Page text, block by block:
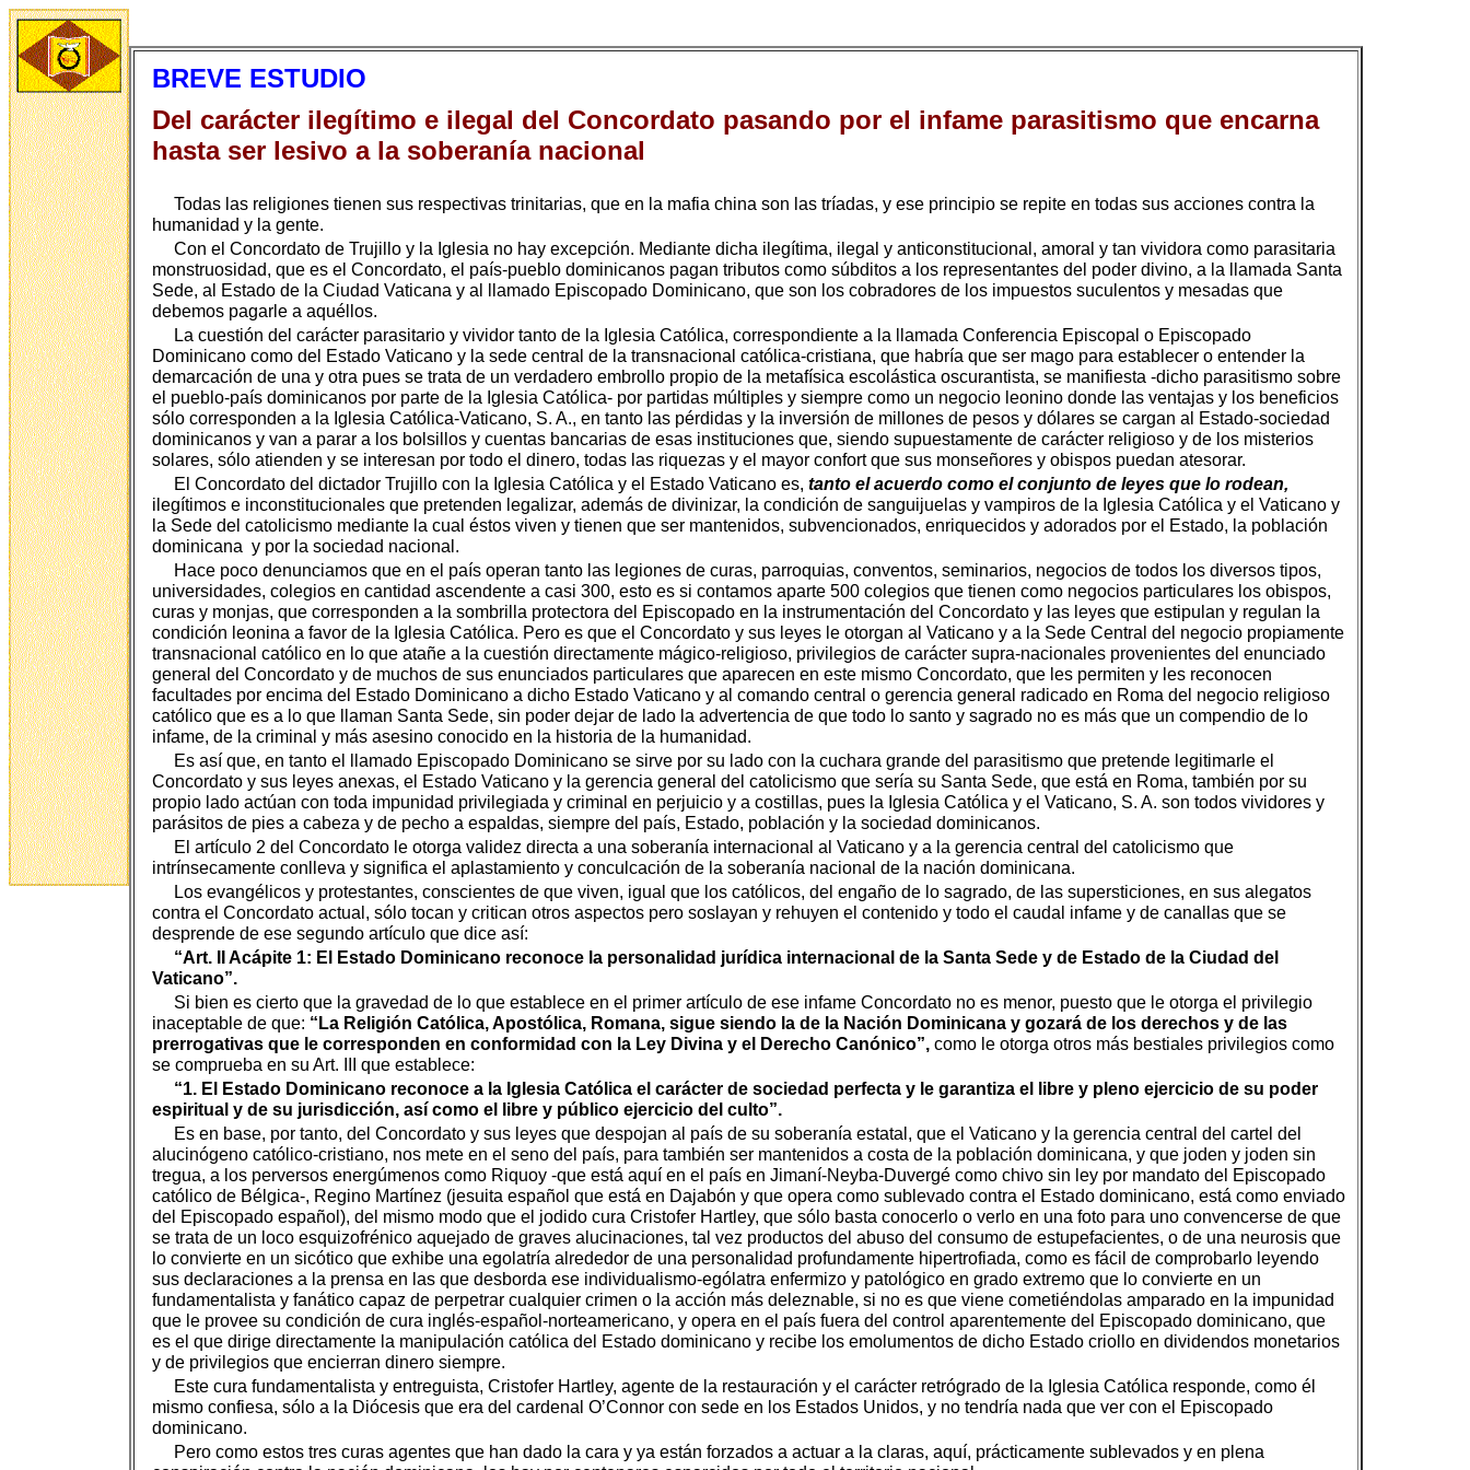
BREVE ESTUDIO
Del carácter ilegítimo e ilegal del Concordato pasando por el infame parasitismo que encarna
hasta ser lesivo a la soberanía nacional
Todas las religiones tienen sus respectivas trinitarias, que en la mafia china son las tríadas, y ese principio se repite en todas sus acciones contra la
humanidad y la gente.
Con el Concordato de Trujillo y la Iglesia no hay excepción. Mediante dicha ilegítima, ilegal y anticonstitucional, amoral y tan vividora como parasitaria
monstruosidad, que es el Concordato, el país-pueblo dominicanos pagan tributos como súbditos a los representantes del poder divino, a la llamada Santa
Sede, al Estado de la Ciudad Vaticana y al llamado Episcopado Dominicano, que son los cobradores de los impuestos suculentos y mesadas que
debemos pagarle a aquéllos.
La cuestión del carácter parasitario y vividor tanto de la Iglesia Católica, correspondiente a la llamada Conferencia Episcopal o Episcopado
Dominicano como del Estado Vaticano y la sede central de la transnacional católica-cristiana, que habría que ser mago para establecer o entender la
demarcación de una y otra pues se trata de un verdadero embrollo propio de la metafísica escolástica oscurantista, se manifiesta -dicho parasitismo sobre
el pueblo-país dominicanos por parte de la Iglesia Católica- por partidas múltiples y siempre como un negocio leonino donde las ventajas y los beneficios
sólo corresponden a la Iglesia Católica-Vaticano, S. A., en tanto las pérdidas y la inversión de millones de pesos y dólares se cargan al Estado-sociedad
dominicanos y van a parar a los bolsillos y cuentas bancarias de esas instituciones que, siendo supuestamente de carácter religioso y de los misterios
solares, sólo atienden y se interesan por todo el dinero, todas las riquezas y el mayor confort que sus monseñores y obispos puedan atesorar.
El Concordato del dictador Trujillo con la Iglesia Católica y el Estado Vaticano es, tanto el acuerdo como el conjunto de leyes que lo rodean,
ilegítimos e inconstitucionales que pretenden legalizar, además de divinizar, la condición de sanguijuelas y vampiros de la Iglesia Católica y el Vaticano y
la Sede del catolicismo mediante la cual éstos viven y tienen que ser mantenidos, subvencionados, enriquecidos y adorados por el Estado, la población
dominicana y por la sociedad nacional.
Hace poco denunciamos que en el país operan tanto las legiones de curas, parroquias, conventos, seminarios, negocios de todos los diversos tipos,
universidades, colegios en cantidad ascendente a casi 300, esto es si contamos aparte 500 colegios que tienen como negocios particulares los obispos,
curas y monjas, que corresponden a la sombrilla protectora del Episcopado en la instrumentación del Concordato y las leyes que estipulan y regulan la
condición leonina a favor de la Iglesia Católica. Pero es que el Concordato y sus leyes le otorgan al Vaticano y a la Sede Central del negocio propiamente
transnacional católico en lo que atañe a la cuestión directamente mágico-religioso, privilegios de carácter supra-nacionales provenientes del enunciado
general del Concordato y de muchos de sus enunciados particulares que aparecen en este mismo Concordato, que les permiten y les reconocen
facultades por encima del Estado Dominicano a dicho Estado Vaticano y al comando central o gerencia general radicado en Roma del negocio religioso
católico que es a lo que llaman Santa Sede, sin poder dejar de lado la advertencia de que todo lo santo y sagrado no es más que un compendio de lo
infame, de la criminal y más asesino conocido en la historia de la humanidad.
Es así que, en tanto el llamado Episcopado Dominicano se sirve por su lado con la cuchara grande del parasitismo que pretende legitimarle el
Concordato y sus leyes anexas, el Estado Vaticano y la gerencia general del catolicismo que sería su Santa Sede, que está en Roma, también por su
propio lado actúan con toda impunidad privilegiada y criminal en perjuicio y a costillas, pues la Iglesia Católica y el Vaticano, S. A. son todos vividores y
parásitos de pies a cabeza y de pecho a espaldas, siempre del país, Estado, población y la sociedad dominicanos.
El artículo 2 del Concordato le otorga validez directa a una soberanía internacional al Vaticano y a la gerencia central del catolicismo que
intrínsecamente conlleva y significa el aplastamiento y conculcación de la soberanía nacional de la nación dominicana.
Los evangélicos y protestantes, conscientes de que viven, igual que los católicos, del engaño de lo sagrado, de las supersticiones, en sus alegatos
contra el Concordato actual, sólo tocan y critican otros aspectos pero soslayan y rehuyen el contenido y todo el caudal infame y de canallas que se
desprende de ese segundo artículo que dice así:
“Art. II Acápite 1: El Estado Dominicano reconoce la personalidad jurídica internacional de la Santa Sede y de Estado de la Ciudad del
Vaticano”.
Si bien es cierto que la gravedad de lo que establece en el primer artículo de ese infame Concordato no es menor, puesto que le otorga el privilegio
inaceptable de que: “La Religión Católica, Apostólica, Romana, sigue siendo la de la Nación Dominicana y gozará de los derechos y de las
prerrogativas que le corresponden en conformidad con la Ley Divina y el Derecho Canónico”, como le otorga otros más bestiales privilegios como
se comprueba en su Art. III que establece:
“1. El Estado Dominicano reconoce a la Iglesia Católica el carácter de sociedad perfecta y le garantiza el libre y pleno ejercicio de su poder
espiritual y de su jurisdicción, así como el libre y público ejercicio del culto”.
Es en base, por tanto, del Concordato y sus leyes que despojan al país de su soberanía estatal, que el Vaticano y la gerencia central del cartel del
alucinógeno católico-cristiano, nos mete en el seno del país, para también ser mantenidos a costa de la población dominicana, y que joden y joden sin
tregua, a los perversos energúmenos como Riquoy -que está aquí en el país en Jimaní-Neyba-Duvergé como chivo sin ley por mandato del Episcopado
católico de Bélgica-, Regino Martínez (jesuita español que está en Dajabón y que opera como sublevado contra el Estado dominicano, está como enviado
del Episcopado español), del mismo modo que el jodido cura Cristofer Hartley, que sólo basta conocerlo o verlo en una foto para uno convencerse de que
se trata de un loco esquizofrénico aquejado de graves alucinaciones, tal vez productos del abuso del consumo de estupefacientes, o de una neurosis que
lo convierte en un sicótico que exhibe una egolatría alrededor de una personalidad profundamente hipertrofiada, como es fácil de comprobarlo leyendo
sus declaraciones a la prensa en las que desborda ese individualismo-ególatra enfermizo y patológico en grado extremo que lo convierte en un
fundamentalista y fanático capaz de perpetrar cualquier crimen o la acción más deleznable, si no es que viene cometiéndolas amparado en la impunidad
que le provee su condición de cura inglés-español-norteamericano, y opera en el país fuera del control aparentemente del Episcopado dominicano, que
es el que dirige directamente la manipulación católica del Estado dominicano y recibe los emolumentos de dicho Estado criollo en dividendos monetarios
y de privilegios que encierran dinero siempre.
Este cura fundamentalista y entreguista, Cristofer Hartley, agente de la restauración y el carácter retrógrado de la Iglesia Católica responde, como él
mismo confiesa, sólo a la Diócesis que era del cardenal O’Connor con sede en los Estados Unidos, y no tendría nada que ver con el Episcopado
dominicano.
Pero como estos tres curas agentes que han dado la cara y ya están forzados a actuar a la claras, aquí, prácticamente sublevados y en plena